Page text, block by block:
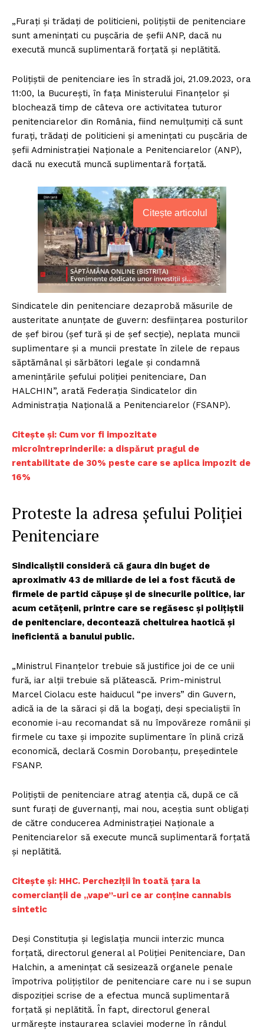
„Furați și trădați de politicieni, polițiștii de penitenciare
sunt amenințati cu pușcăria de șefii ANP, dacă nu
execută muncă suplimentară forțată și neplătită.
Polițiștii de penitenciare ies în stradă joi, 21.09.2023, ora
11:00, la București, în fața Ministerului Finanțelor și
blochează timp de câteva ore activitatea tuturor
penitenciarelor din România, fiind nemulțumiți că sunt
furați, trădați de politicieni și amenințati cu pușcăria de
șefii Administrației Naționale a Penitenciarelor (ANP),
dacă nu execută muncă suplimentară forțată.
Citește articolul
Sindicatele din penitenciare dezaprobă măsurile de
austeritate anunțate de guvern: desființarea posturilor
de șef birou (șef tură și de șef secție), neplata muncii
suplimentare și a muncii prestate în zilele de repaus
săptămânal și sărbători legale și condamnă
amenințările șefului poliției penitenciare, Dan
HALCHIN”, arată Federația Sindicatelor din
Administrația Națională a Penitenciarelor (FSANP).
Citește și: Cum vor fi impozitate
microîntreprinderile: a dispărut pragul de
rentabilitate de 30% peste care se aplica impozit de
16%
Proteste la adresa șefului Poliției
Penitenciare
Sindicaliștii consideră că gaura din buget de
aproximativ 43 de miliarde de lei a fost făcută de
firmele de partid căpușe și de sinecurile politice, iar
acum cetățenii, printre care se regăsesc și polițiștii
de penitenciare, decontează cheltuirea haotică și
ineficientă a banului public.
„Ministrul Finanțelor trebuie să justifice joi de ce unii
fură, iar alții trebuie să plătească. Prim-ministrul
Marcel Ciolacu este haiducul “pe invers” din Guvern,
adică ia de la săraci și dă la bogați, deși specialiștii în
economie i-au recomandat să nu împovăreze românii și
firmele cu taxe și impozite suplimentare în plină criză
economică, declară Cosmin Dorobanțu, președintele
FSANP.
Polițiștii de penitenciare atrag atenția că, după ce că
sunt furați de guvernanți, mai nou, aceștia sunt obligați
de către conducerea Administrației Naționale a
Penitenciarelor să execute muncă suplimentară forțată
și neplătită.
Citește și: HHC. Percheziții în toată țara la
comercianții de „vape”-uri ce ar conține cannabis
sintetic
Deși Constituția și legislația muncii interzic munca
forțată, directorul general al Poliției Penitenciare, Dan
Halchin, a amenințat că sesizează organele penale
împotriva polițiștilor de penitenciare care nu i se supun
dispoziției scrise de a efectua muncă suplimentară
forțată și neplătită. În fapt, directorul general
urmărește instaurarea sclaviei moderne în rândul